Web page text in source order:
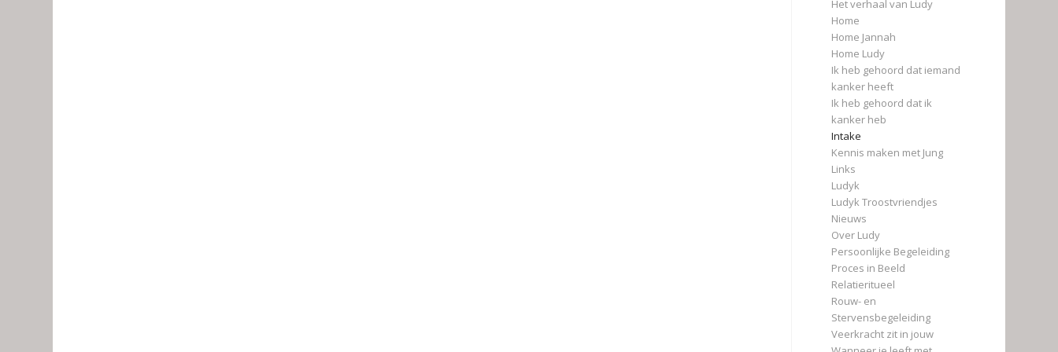
Het verhaal van Ludy
Home
Home Jannah
Home Ludy
Ik heb gehoord dat iemand
kanker heeft
Ik heb gehoord dat ik
kanker heb
Intake
Kennis maken met Jung
Links
Ludyk
Ludyk Troostvriendjes
Nieuws
Over Ludy
Persoonlijke Begeleiding
Proces in Beeld
Relatieritueel
Rouw- en
Stervensbegeleiding
Veerkracht zit in jouw